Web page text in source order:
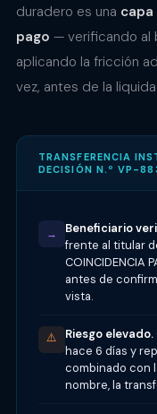
duradero es una
pago — verificando al
aplicando la fricción
vez, antes de la
TRANSFERENCIA
DECISIÓN N.º VP-
→ Beneficiario
frente al titular
COINCIDENCIA
antes de
vista.
⚠️ Riesgo elevado.
hace 6 días y
combinado con
nombre, la